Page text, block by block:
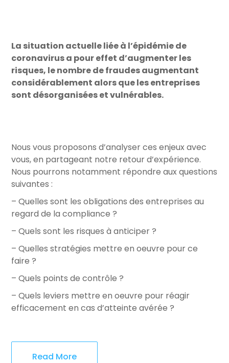
La situation actuelle liée à l’épidémie de
coronavirus a pour effet d’augmenter les
risques, le nombre de fraudes augmentant
considérablement alors que les entreprises
sont désorganisées et vulnérables.
Nous vous proposons d’analyser ces enjeux avec
vous, en partageant notre retour d’expérience.
Nous pourrons notamment répondre aux questions
suivantes :
– Quelles sont les obligations des entreprises au
regard de la compliance ?
– Quels sont les risques à anticiper ?
– Quelles stratégies mettre en oeuvre pour ce
faire ?
– Quels points de contrôle ?
– Quels leviers mettre en oeuvre pour réagir
efficacement en cas d’atteinte avérée ?
Read More